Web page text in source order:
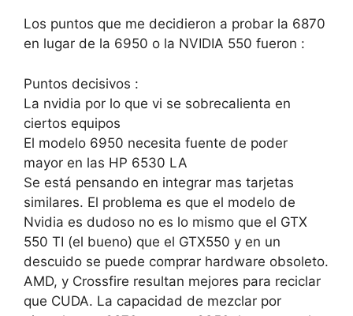
Los puntos que me decidieron a probar la 6870
en lugar de la 6950 o la NVIDIA 550 fueron :
Puntos decisivos :
La nvidia por lo que vi se sobrecalienta en
ciertos equipos
El modelo 6950 necesita fuente de poder
mayor en las HP 6530 LA
Se está pensando en integrar mas tarjetas
similares. El problema es que el modelo de
Nvidia es dudoso no es lo mismo que el GTX
550 TI (el bueno) que el GTX550 y en un
descuido se puede comprar hardware obsoleto.
AMD, y Crossfire resultan mejores para reciclar
que CUDA. La capacidad de mezclar por